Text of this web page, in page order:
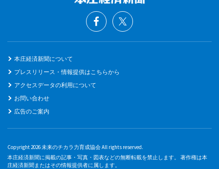
本庄経済新聞について
プレスリリース・情報提供はこちらから
アクセスデータの利用について
お問い合わせ
広告のご案内
Copyright 2026 未来のチカラ力育成協会 All rights reserved.
本庄経済新聞に掲載の記事・写真・図表などの無断転載を禁止します。 著作権は本
庄経済新聞またはその情報提供者に属します。